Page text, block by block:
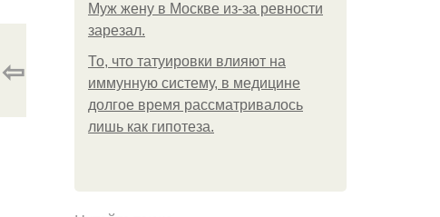
Mуж жену в Москве из-за ревности
зарезал.
То, что татуировки влияют на
иммунную систему, в медицине
долгое время рассматривалось
лишь как гипотеза.
⇦